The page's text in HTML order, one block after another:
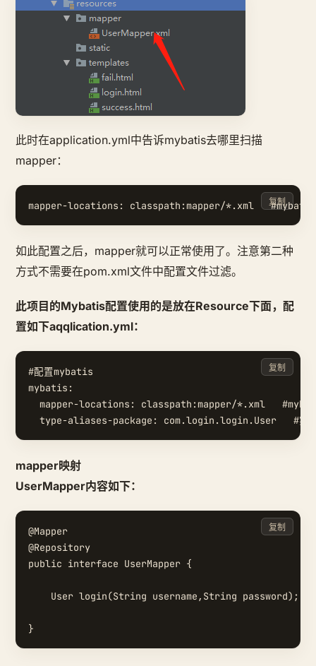
此时在application.yml中告诉mybatis去哪里扫描
mapper：
复制
如此配置之后，mapper就可以正常使用了。注意第二种
方式不需要在pom.xml文件中配置文件过滤。
此项目的Mybatis配置使用的是放在Resource下面，配
置如下aqqlication.yml：
#配置mybatis
mybatis:
mapper-locations: classpath:mapper/*.xml
复制
mapper映射
UserMapper内容如下：
@Mapper
@Repository
public interface UserMapper {
    User login(String username,String password);
复制